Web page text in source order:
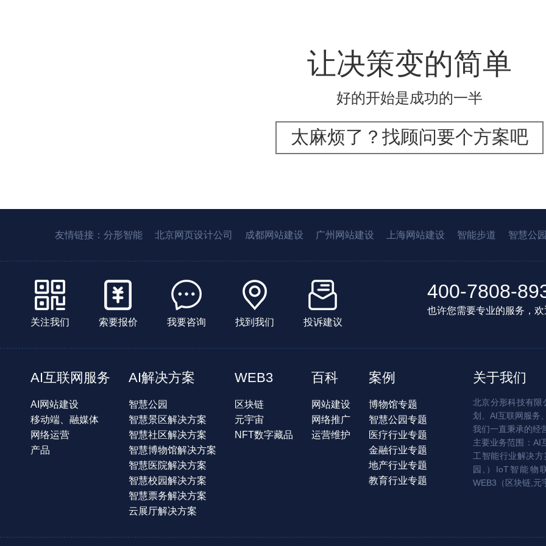
让决策变的简单
好的开始是成功的一半
太麻烦了？找顾问要个方案吧
友情链接： 分形智能 北京网页设计公司 成都网站建设 广州网站建设 上海网站建设 智能步道 智慧公园
关注我们 索要报价 我要咨询 找到我们 投诉建议
400-7808-
也许您需要专业的服务，
AI互联网服务
AI网站建设
移动端、融媒体
网络运营
产品
AI解决方案
智慧公园
智慧景区解决方案
智慧社区解决方案
智慧博物馆解决方案
智慧医院解决方案
智慧校园解决方案
智慧票务解决方案
云展厅解决方案
WEB3
区块链
元宇宙
NFT数字藏品
百科
网站建设
网络推广
运营维护
案例
博物馆专题
智慧公园专题
医疗行业专题
金融行业专题
地产行业专题
教育行业专题
关于我们
北京分形科技有限
划、AI互联网服务
我们一直秉承的经
主要业务范围：AI
工智能行业解决
园,）IoT智能物
WEB3（区块链,元